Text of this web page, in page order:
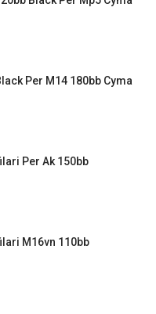
Per M14 180bb Cyma
Per Ak 150bb
M16vn 110bb